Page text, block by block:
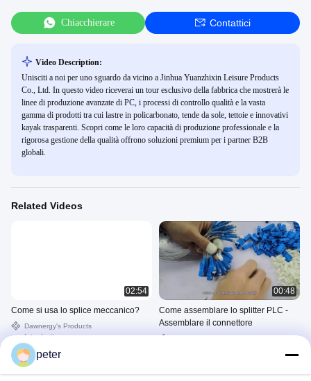
Chiacchierare Contattici
Video Description:
Unisciti a noi per uno sguardo da vicino a Jinhua Yuanzhixin Leisure Products
Co., Ltd. In questo video riceverai un tour esclusivo della fabbrica che mostrerà le
linee di produzione avanzate di PC, i processi di controllo qualità e la vasta
gamma di prodotti tra cui lastre in policarbonato, tende da sole, tettoie e innovativi
kayak trasparenti. Scopri come le loro capacità di produzione professionale e la
rigorosa gestione della qualità offrono soluzioni premium per i partner B2B
globali.
Related Videos
02:54
Come si usa lo splice meccanico?
Dawnergy's Products
Introduction
March 28, 2024
00:48
Come assemblare lo splitter PLC -
Assemblare il connettore
peter